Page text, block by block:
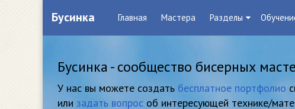
Бусинка Главная Мастера Разделы
Бусинка - сообщество бисерных
У нас вы можете создать бесплатное портфолио
или задать вопрос об интересующей технике/